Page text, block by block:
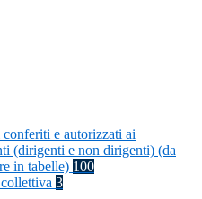
e autorizzati ai
(dirigenti e non dirigenti) (da
in tabelle) 100
3